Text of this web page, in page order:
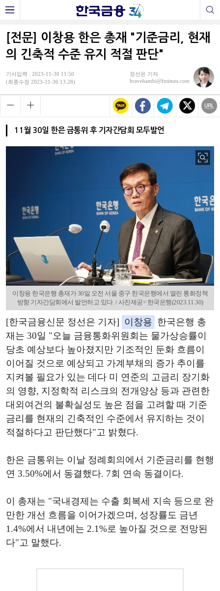
[전문] 이창용 한은 총재 "기준금리, 현재
의 긴축적 수준 유지 적절 판단"
기사입력 : 2023-11-30 11:50
(최종수정 2023-11-30 13:28)
정선은 기자
bravebambi@fntimes.com
11월 30일 한은 금통위 후 기자간담회 모두발언
이창용 한국은행 총재가 30일 오전 서울 중구 한국은행에서 열린 통화정책
방향 기자간담회에서 발언하고 있다. / 사진제공= 한국은행(2023.11.30)
[한국금융신문 정선은 기자] 이창용 한국은행 총
재는 30일 "오늘 금융통화위원회는 물가상승률이
당초 예상보다 높아졌지만 기조적인 둔화 흐름이
이어질 것으로 예상되고 가계부채의 증가 추이를
지켜볼 필요가 있는 데다 미 연준의 고금리 장기화
의 영향, 지정학적 리스크의 전개양상 등과 관련한
대외여건의 불확실성도 높은 점을 고려할 때 기준
금리를 현재의 긴축적인 수준에서 유지하는 것이
적절하다고 판단했다"고 밝혔다.
한은 금통위는 이날 정례회의에서 기준금리를 현행
연 3.50%에서 동결했다. 7회 연속 동결이다.
이 총재는 "국내경제는 수출 회복세 지속 등으로 완
만한 개선 흐름을 이어가겠으며, 성장률도 금년
1.4%에서 내년에는 2.1%로 높아질 것으로 전망된
다"고 말했다.